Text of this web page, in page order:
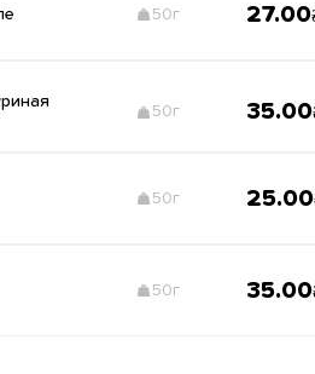
50г 27.00
50г 35.00
50г 25.00
50г 35.00